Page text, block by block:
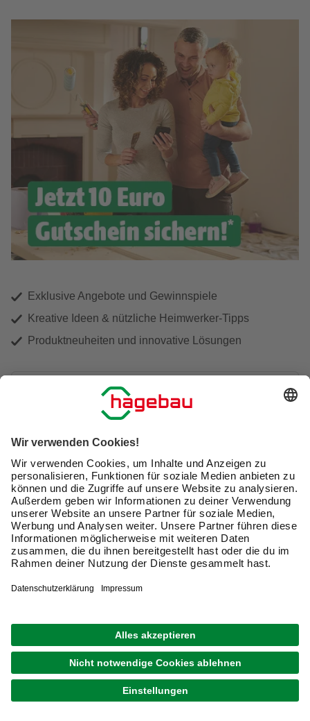
Exklusive Angebote und Gewinnspiele
Kreative Ideen & nützliche Heimwerker-Tipps
Produktneuheiten und innovative Lösungen
Friendly Captcha
Ich möchte auf michzugeschnittene E-Mail-Werbung
(inklusive den Newsletter) von hagebau erhalten. Ich
bin mit derNutzung meiner personenbezogenen
Daten durch hagebau, die E-Mail-Werbung, die
Analyse meines E-Mail-Umgangs sowie die
Zusammenführung und Analyse meiner Kaufdaten,
Nach Bestätigung meines Einverständnisses erhalte
ich einen10 € Willkommensgutschein*.
Bitte beachte auch unsereDatenschutzhinweise.